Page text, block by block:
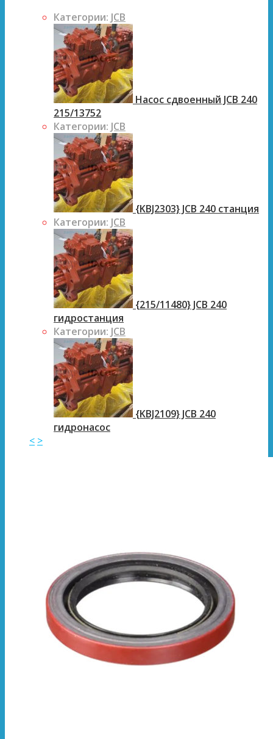
Категории: JCB
Насос сдвоенный JCB 240
215/13752
Категории: JCB
{KBJ2303} JCB 240 станция
Категории: JCB
{215/11480} JCB 240
гидростанция
Категории: JCB
{KBJ2109} JCB 240
гидронасос
< >